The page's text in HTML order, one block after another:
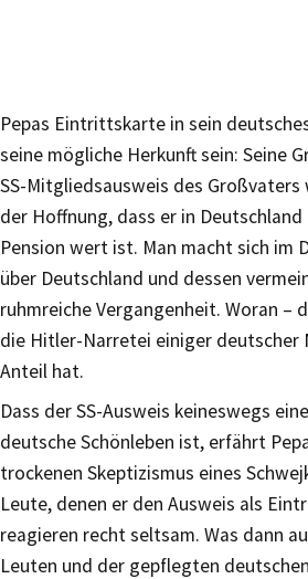
Pepas Eintrittskarte in sein
seine mögliche Herkunft sein: Seine
SS-Mitgliedsausweis des Großvaters
der Hoffnung, dass er in
Pension wert ist. Man macht sich im
über Deutschland und dessen
ruhmreiche Vergangenheit. Woran –
die Hitler-Narretei einiger deutscher
Anteil hat.
Dass der SS-Ausweis keineswegs
deutsche Schönleben ist, erfährt
trockenen Skeptizismus eines
Leute, denen er den Ausweis als
reagieren recht seltsam. Was dann
Leuten und der gepflegten